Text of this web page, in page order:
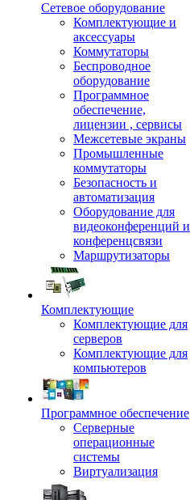
Сетевое оборудование
Комплектующие и
аксессуары
Коммутаторы
Беспроводное
оборудование
Программное
обеспечение,
лицензии , сервисы
Межсетевые экраны
Промышленные
коммутаторы
Безопасность и
автоматизация
Оборудование для
видеоконференций и
конференцсвязи
Маршрутизаторы
Комплектующие
Комплектующие для
серверов
Комплектующие для
компьютеров
Программное обеспечение
Серверные
операционные
системы
Виртуализация